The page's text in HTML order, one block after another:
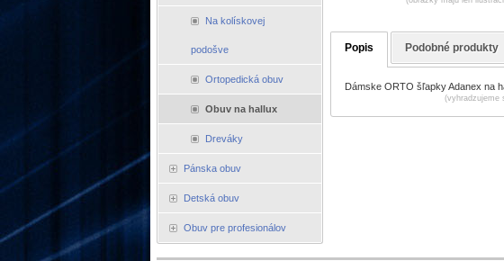
Na kolískovej
podošve
Ortopedická obuv
Obuv na hallux
Dreváky
Pánska obuv
Detská obuv
Obuv pre profesionálov
Popis Podobné produkty
Dámske ORTO šľapky Adanex na
(vyhradzujeme